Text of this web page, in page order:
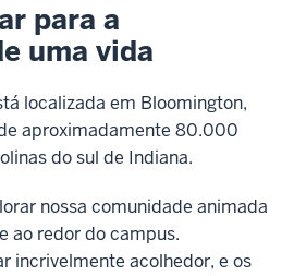
para a
uma vida
localizada em Bloomington,
aproximadamente 80.000
do sul de Indiana.
nossa comunidade animada
ao redor do campus.
incrivelmente acolhedor, e os